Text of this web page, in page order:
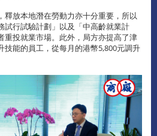
釋放本地潛在勞動力亦十分重要，所以
試行試驗計劃」以及「中高齡就業計
重投就業市場。此外，局方亦提高了津
技能的員工，從每月的港幣5,800元調升